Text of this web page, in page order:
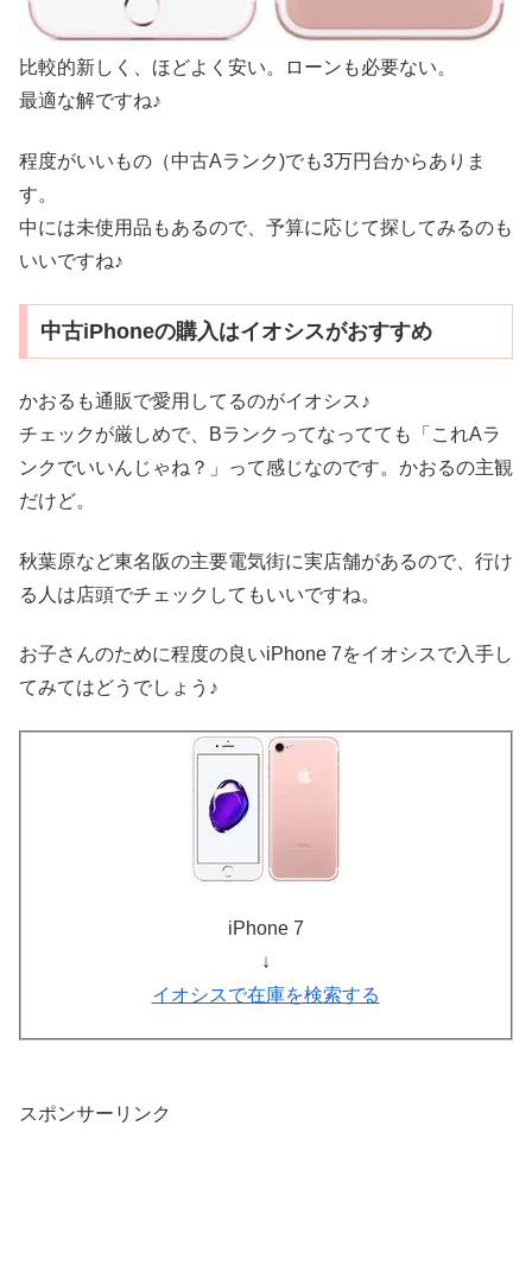
比較的新しく、ほどよく安い。ローンも必要ない。
最適な解ですね♪
程度がいいもの（中古Aランク)でも3万円台からありま
す。
中には未使用品もあるので、予算に応じて探してみるのも
いいですね♪
中古iPhoneの購入はイオシスがおすすめ
かおるも通販で愛用してるのがイオシス♪
チェックが厳しめで、Bランクってなってても「これAラ
ンクでいいんじゃね？」って感じなのです。かおるの主観
だけど。
秋葉原など東名阪の主要電気街に実店舗があるので、行け
る人は店頭でチェックしてもいいですね。
お子さんのために程度の良いiPhone 7をイオシスで入手し
てみてはどうでしょう♪
iPhone 7
↓
イオシスで在庫を検索する
スポンサーリンク